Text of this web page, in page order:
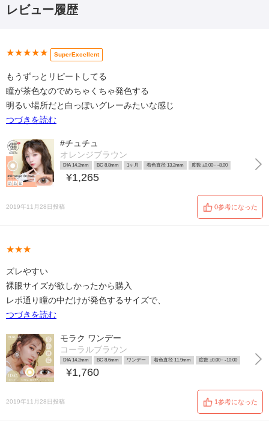
レビュー履歴
★★★★★ SuperExcellent
もうずっとリピートしてる
瞳が茶色なのでめちゃくちゃ発色する
明るい場所だと白っぽいグレーみたいな感じ
つづきを読む
#チュチュ
オレンジブラウン
DIA 14.2mm BC 8.8mm 1ヶ月 着色直径 13.2mm 度数 ±0.00~ -8.00
¥1,265
2019年11月28日投稿 0参考になった
★★★
ズレやすい
裸眼サイズが欲しかったから購入
レポ通り瞳の中だけが発色するサイズで、
つづきを読む
モラク ワンデー
コーラルブラウン
DIA 14.2mm BC 8.6mm ワンデー 着色直径 11.9mm 度数 ±0.00~ -10.00
¥1,760
2019年11月28日投稿 1参考になった